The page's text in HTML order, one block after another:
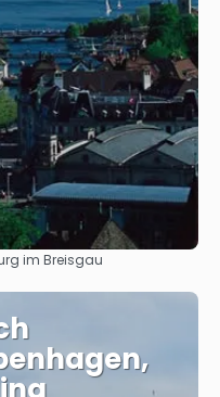
im Breisgau